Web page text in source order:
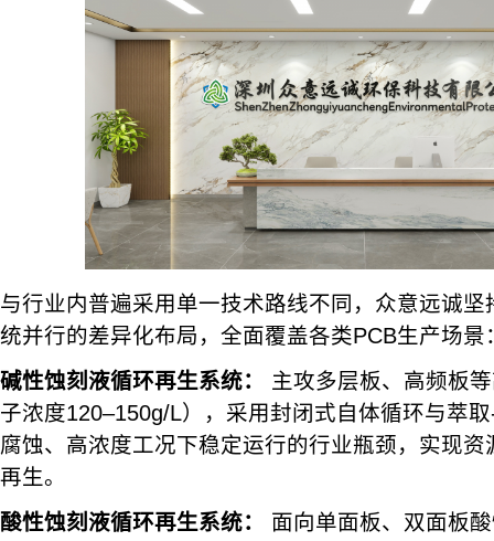
与行业内普遍采用单一技术路线不同，众意远诚
统并行的差异化布局，全面覆盖各类PCB生产场景
碱性蚀刻液循环再生系统：
主攻多层板、高频板
子浓度120–150g/L），采用封闭式自体循环与萃
腐蚀、高浓度工况下稳定运行的行业瓶颈，实现
再生。
酸性蚀刻液循环再生系统：
面向单面板、双面板